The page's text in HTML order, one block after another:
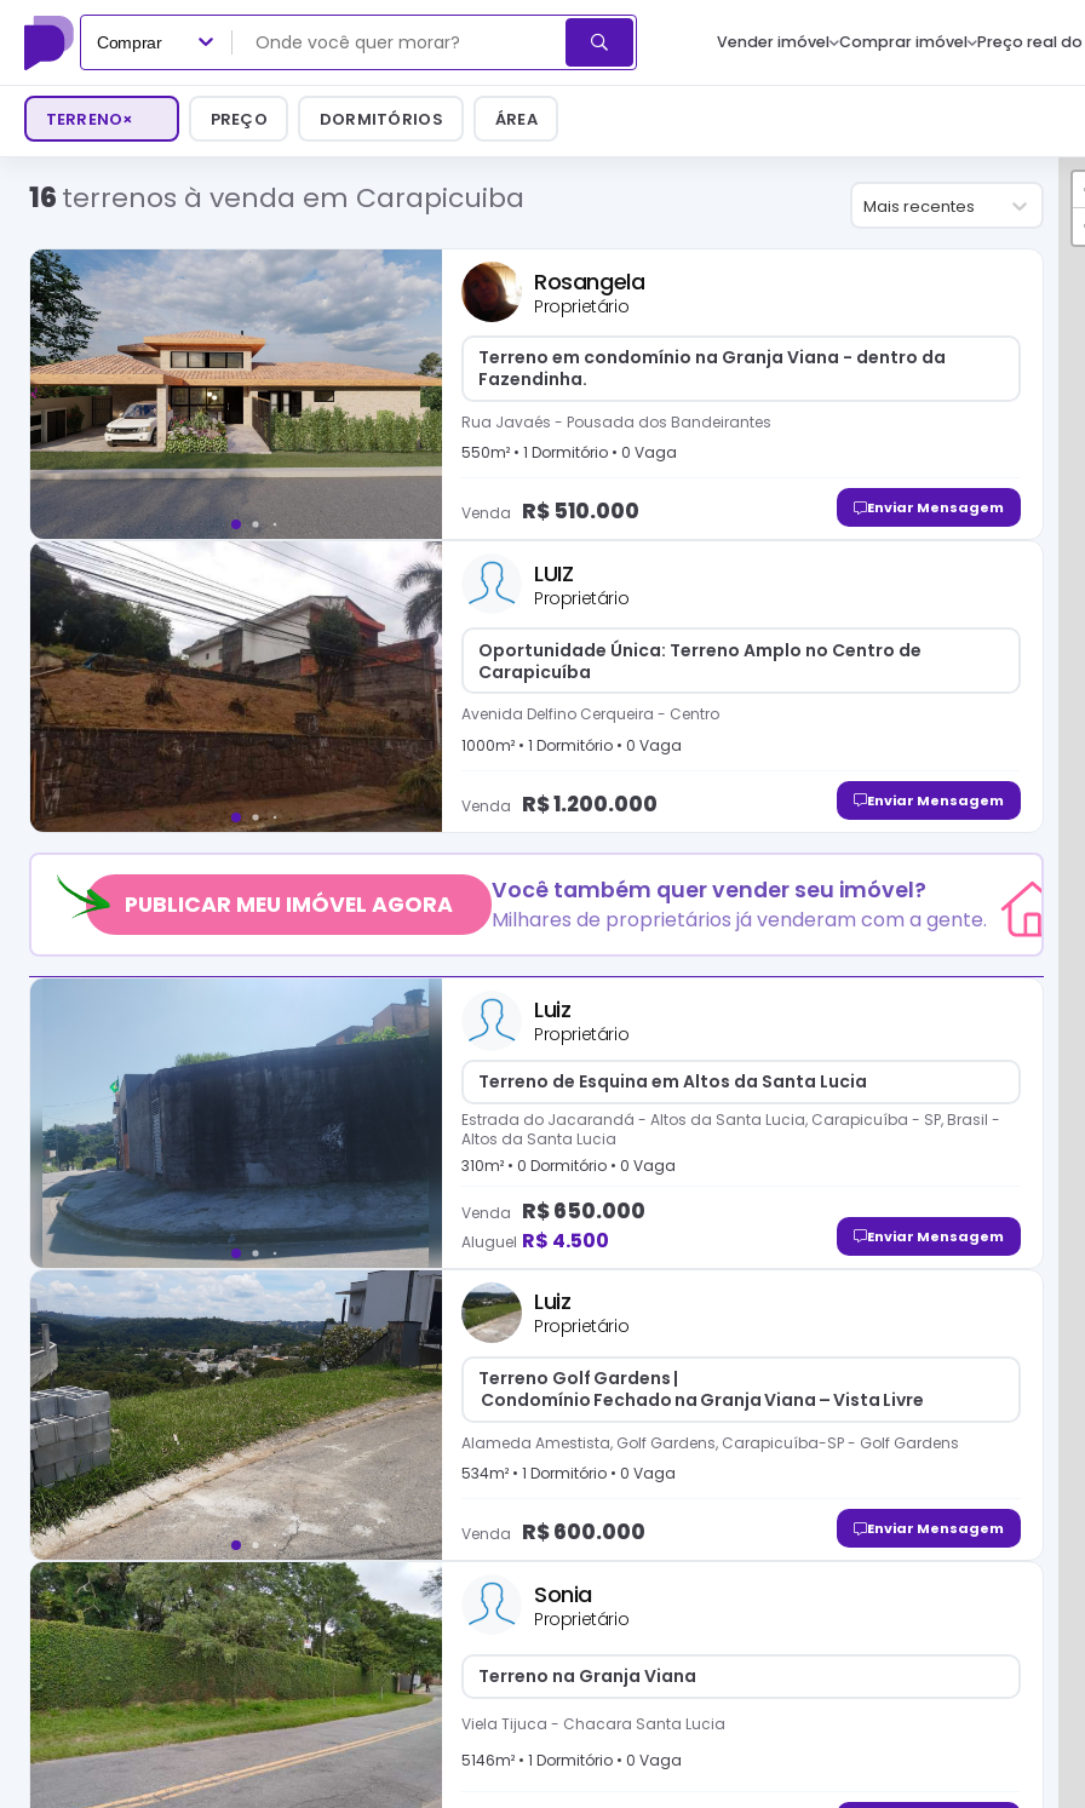
Comprar Vender imóvel Comprar imóvel Preço real do
TERRENO× PREÇO DORMITÓRIOS ÁREA
16terrenos à venda em Carapicuiba Mais recentes
Rosangela
Proprietário
Terreno em condomínio na Granja Viana - dentro da
Fazendinha.
Rua Javaés - Pousada dos Bandeirantes
550m² • 1 Dormitório • 0 Vaga
Venda R$ 510.000 Enviar Mensagem
LUIZ
Proprietário
Oportunidade Única: Terreno Amplo no Centro de
Carapicuíba
Avenida Delfino Cerqueira - Centro
1000m² • 1 Dormitório • 0 Vaga
Venda R$1.200.000 Enviar Mensagem
Você também quer vender seu imóvel?
Milhares de proprietários já venderam com a gente.
PUBLICAR MEU IMÓVEL AGORA
Luiz
Proprietário
Terreno de Esquina em Altos da Santa Lucia
Estrada do Jacarandá - Altos da Santa Lucia, Carapicuíba - SP, Brasil -
Altos da Santa Lucia
310m² • 0 Dormitório • 0 Vaga
Venda R$650.000
Aluguel R$ 4.500 Enviar Mensagem
Luiz
Proprietário
Terreno Golf Gardens |
Condomínio Fechado na Granja Viana – Vista Livre
Alameda Amestista, Golf Gardens, Carapicuíba-SP- Golf Gardens
534m² • 1 Dormitório • 0 Vaga
Venda R$600.000 Enviar Mensagem
Sonia
Proprietário
Terreno na Granja Viana
Viela Tijuca - Chacara Santa Lucia
5146m² • 1 Dormitório • 0 Vaga